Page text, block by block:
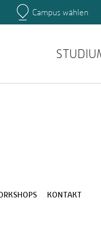
Rechenzentrum
Campus wählen
KONTAKT